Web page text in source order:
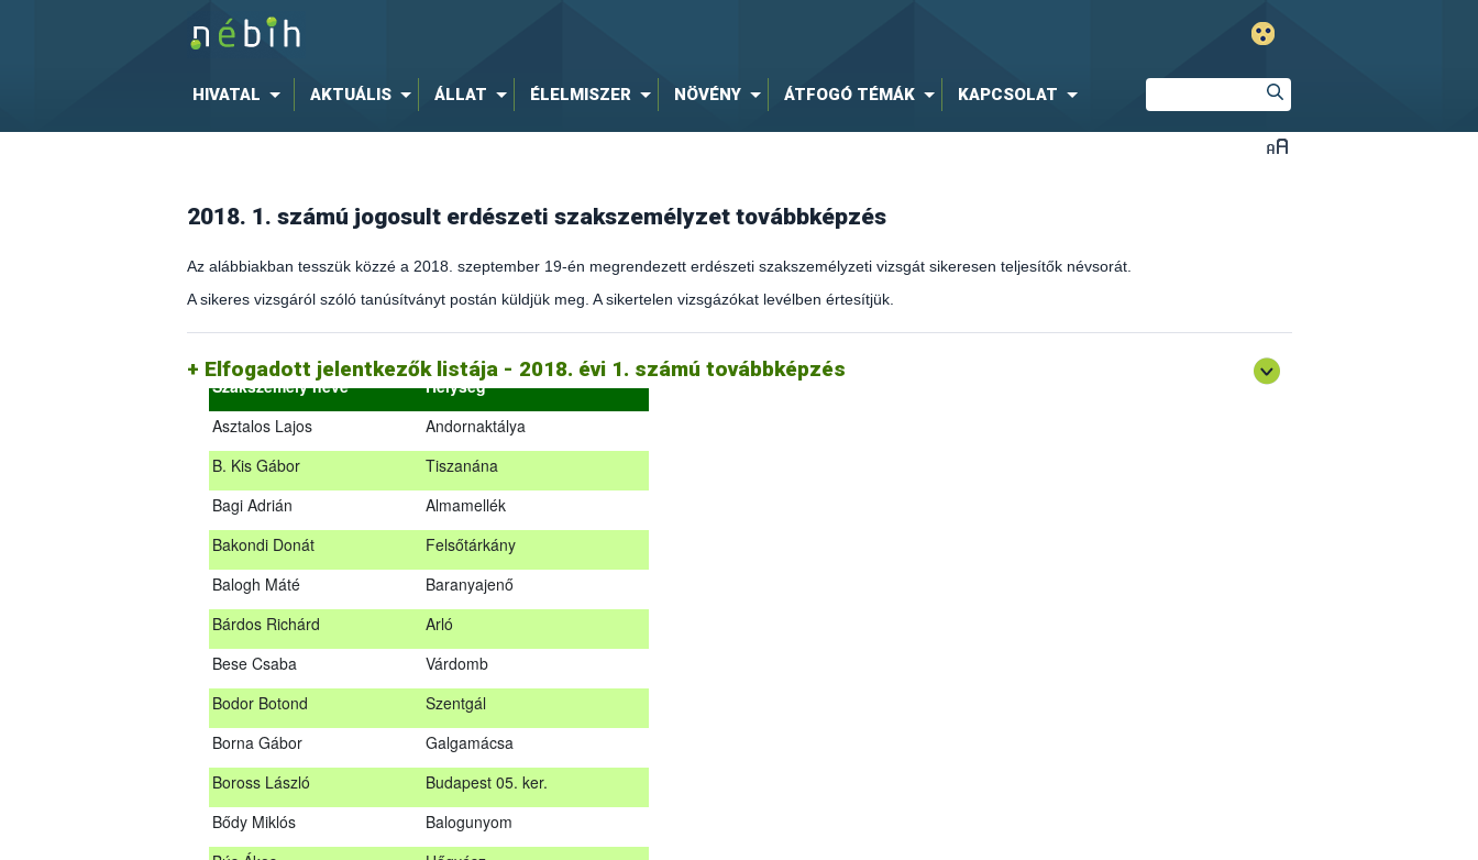
HIVATAL AKTUÁLIS ÁLLAT ÉLELMISZER NÖVÉNY ÁTFOGÓ TÉMÁK KAPCSOLAT
2018. 1. számú jogosult erdészeti szakszemélyzet továbbképzés
Az alábbiakban tesszük közzé a 2018. szeptember 19-én megrendezett erdészeti szakszemélyzeti vizsgát sikeresen teljesítők névsorát.
A sikeres vizsgáról szóló tanúsítványt postán küldjük meg. A sikertelen vizsgázókat levélben értesítjük.
Elfogadott jelentkezők listája - 2018. évi 1. számú továbbképzés
Szakszemély neve
Helység
Asztalos Lajos
Andornaktálya
B. Kis Gábor
Tiszanána
Bagi Adrián
Almamellék
Bakondi Donát
Felsőtárkány
Balogh Máté
Baranyajenő
Bárdos Richárd
Arló
Bese Csaba
Várdomb
Bodor Botond
Szentgál
Borna Gábor
Galgamácsa
Boross László
Budapest 05. ker.
Bődy Miklós
Balogunyom
Az alábbiakban tesszük közzé a 2018. szeptember 19-én megrendezett erdészeti szakszemélyzeti vizsgát sikeresen teljesítők névsorát.
A sikeres vizsgáról szóló tanúsítványt postán küldjük meg. A sikertelen vizsgázókat levélben értesítjük.
Szakszemély neve
Helység
Asztalos Lajos
Andornaktálya
B. Kis Gábor
Tiszanána
Bagi Adrián
Almamellék
Bakondi Donát
Felsőtárkány
Balogh Máté
Baranyajenő
Bárdos Richárd
Arló
Bese Csaba
Várdomb